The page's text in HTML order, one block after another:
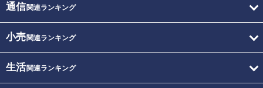
通信関連ランキング
小売関連ランキング
生活関連ランキング